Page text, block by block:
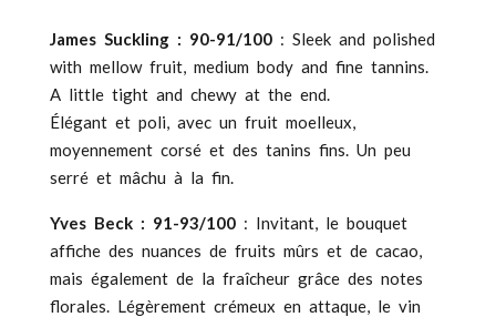
James Suckling : 90-91/100 : Sleek and polished
with mellow fruit, medium body and fine tannins.
A little tight and chewy at the end.
Élégant et poli, avec un fruit moelleux,
moyennement corsé et des tanins fins. Un peu
serré et mâchu à la fin.
Yves Beck : 91-93/100 : Invitant, le bouquet
affiche des nuances de fruits mûrs et de cacao,
mais également de la fraîcheur grâce des notes
florales. Légèrement crémeux en attaque, le vin